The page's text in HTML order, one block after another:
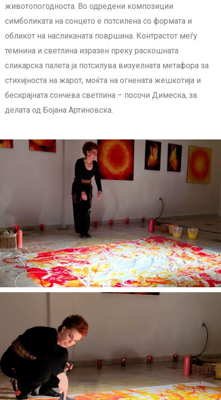
животопогодноста. Во одредени композиции
симболиката на сонцето е потсилена со формата и
обликот на насликаната површина. Контрастот меѓу
темнина и светлина изразен преку раскошната
сликарска палета ја потсилува визуелната метафора за
стихијноста на жарот, моќта на огнената жешкотија и
бескрајната сончева светлина – посочи Димеска, за
делата од Бојана Артиновска.